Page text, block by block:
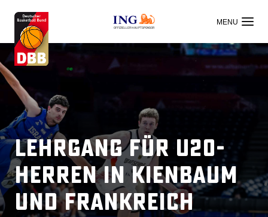
OFFIZIELLER HAUPTSPONSOR
Lehrgang für U20-
Herren in Kienbaum
und Frankreich